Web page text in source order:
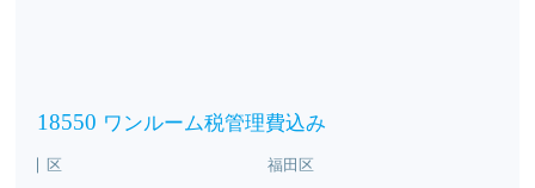
18550 ワンルーム税管理費込み
区
福田区